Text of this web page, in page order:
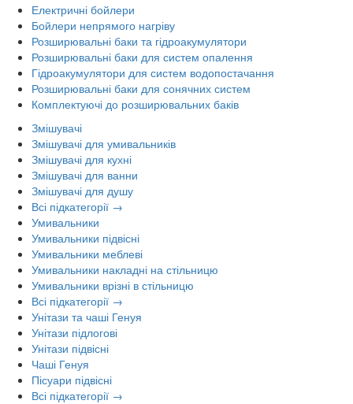
Електричні бойлери
Бойлери непрямого нагріву
Розширювальні баки та гідроакумулятори
Розширювальні баки для систем опалення
Гідроакумулятори для систем водопостачання
Розширювальні баки для сонячних систем
Комплектуючі до розширювальних баків
Змішувачі
Змішувачі для умивальників
Змішувачі для кухні
Змішувачі для ванни
Змішувачі для душу
Всі підкатегорії →
Умивальники
Умивальники підвісні
Умивальники меблеві
Умивальники накладні на стільницю
Умивальники врізні в стільницю
Всі підкатегорії →
Унітази та чаші Генуя
Унітази підлогові
Унітази підвісні
Чаші Генуя
Пісуари підвісні
Всі підкатегорії →